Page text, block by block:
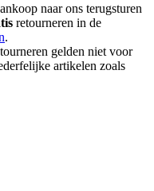
naar ons terugsturen
retourneren in de
.
gelden niet voor
artikelen zoals